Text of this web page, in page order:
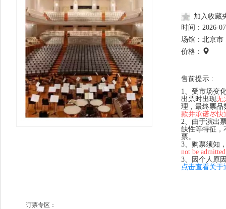
加入收藏
时间： 2026-
场馆：北京市
价格：
售前提示 :
1、受市场变
出票时出现无
理，最终票品
款并承诺尽快
2、由于演出
缺性等特征，
票。
3、购票须知
not be
3、因个人原
点击查看关于
订票专区：